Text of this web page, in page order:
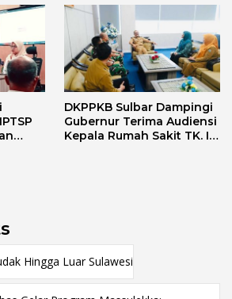
DKPPKB Sulbar Dampingi
Gubernur Terima Audiensi
Kepala Rumah Sakit TK. III
Hingga Luar Sulawesi